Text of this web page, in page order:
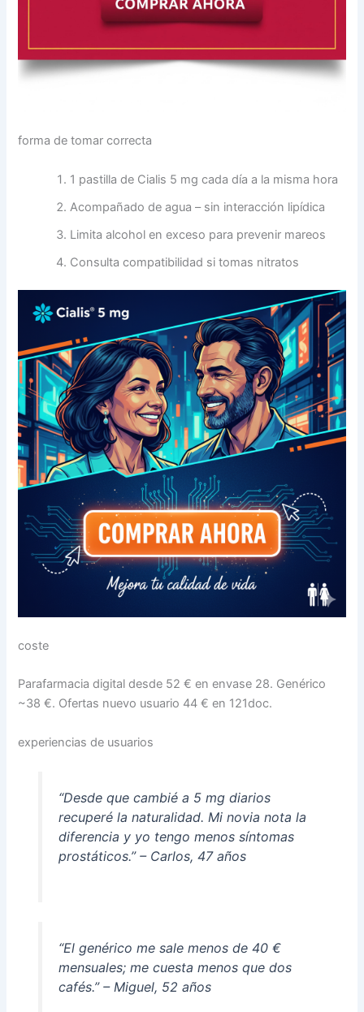
forma de tomar correcta
1 pastilla de Cialis 5 mg cada día a la misma hora
Acompañado de agua – sin interacción lipídica
Limita alcohol en exceso para prevenir mareos
Consulta compatibilidad si tomas nitratos
coste
Parafarmacia digital desde 52 € en envase 28. Genérico
~38 €. Ofertas nuevo usuario 44 € en 121doc.
experiencias de usuarios
“Desde que cambié a 5 mg diarios
recuperé la naturalidad. Mi novia nota la
diferencia y yo tengo menos síntomas
prostáticos.” – Carlos, 47 años
“El genérico me sale menos de 40 €
mensuales; me cuesta menos que dos
cafés.” – Miguel, 52 años